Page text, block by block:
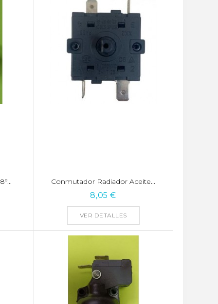
Conmutador Radiador Aceite...
8,05 €
VER DETALLES